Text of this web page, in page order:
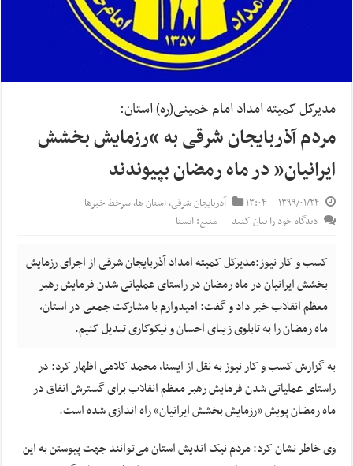
مدیرکل کمیته امداد امام خمینی(ره) استان:
مردم آذربایجان شرقی به “رزمایش بخشش
ایرانیان” در ماه رمضان بپیوندند
۱۳۹۹/۰۱/۲۴ ۱۳:۰۴ آذربایجان شرقی,استان ها,سرخط خبرها
دیدگاه خود را بیان کنید
منبع: ایسنا
کسب و کار نیوز:مدیرکل کمیته امداد آذربایجان شرقی از اجرای رزمایش
بخشش ایرانیان در ماه رمضان در راستای عملیاتی شدن فرمایش رهبر
معظم انقلاب خبر داد و گفت: امیدوارم با مشارکت جمعی در استان،
ماه رمضان را به تابلوی زیبای احسان و نیکوکاری تبدیل کنیم.
به گزارش کسب و کار نیوز به نقل از ایسنا, محمد کلامی اظهار کرد: در
راستای عملیاتی شدن فرمایش رهبر معظم انقلاب برای گسترش انفاق در
ماه رمضان پویش «رزمایش بخشش ایرانیان» راه اندازی شده است.
وی خاطر نشان کرد: مردم نیک اندیش استان می‌توانند جهت پیوستن به این